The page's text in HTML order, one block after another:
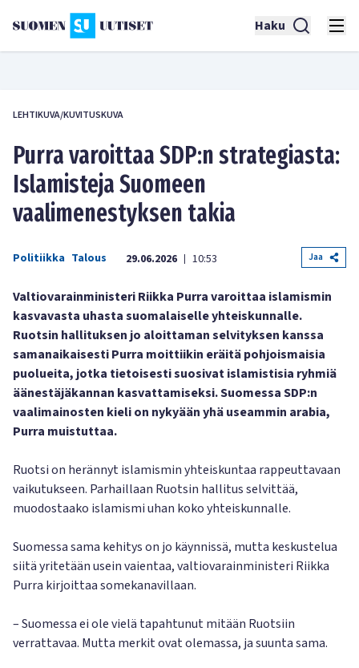
Haku
LEHTIKUVA/KUVITUSKUVA
Purra varoittaa SDP:n strategiasta:
Islamisteja Suomeen
vaalimenestyksen takia
Politiikka Talous 29.06.2026 | 10:53 Jaa
Valtiovarainministeri Riikka Purra varoittaa islamismin
kasvavasta uhasta suomalaiselle yhteiskunnalle.
Ruotsin hallituksen jo aloittaman selvityksen kanssa
samanaikaisesti Purra moittiikin eräitä pohjoismaisia
puolueita, jotka tietoisesti suosivat islamistisia ryhmiä
äänestäjäkannan kasvattamiseksi. Suomessa SDP:n
vaalimainosten kieli on nykyään yhä useammin arabia,
Purra muistuttaa.
Ruotsi on herännyt islamismin yhteiskuntaa rappeuttavaan
vaikutukseen. Parhaillaan Ruotsin hallitus selvittää,
muodostaako islamismi uhan koko yhteiskunnalle.
Suomessa sama kehitys on jo käynnissä, mutta keskustelua
siitä yritetään usein vaientaa, valtiovarainministeri Riikka
Purra kirjoittaa somekanavillaan.
– Suomessa ei ole vielä tapahtunut mitään Ruotsiin
verrattavaa. Mutta merkit ovat olemassa, ja suunta sama.